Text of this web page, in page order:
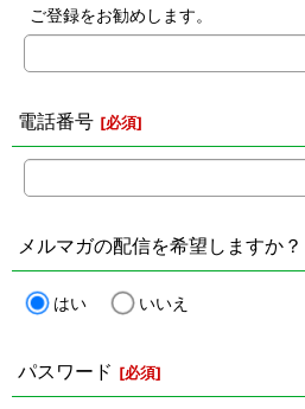
ご登録をお勧めします。
電話番号 [必須]
メルマガの配信を希望しますか？
はい いいえ
パスワード [必須]